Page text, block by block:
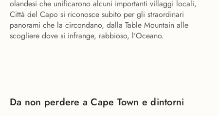
olandesi che unificarono alcuni importanti villaggi locali,
Città del Capo si riconosce subito per gli straordinari
panorami che la circondano, dalla Table Mountain alle
scogliere dove si infrange, rabbioso, l’Oceano.
Da non perdere a Cape Town e dintorni